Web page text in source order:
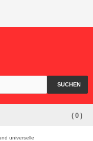
SUCHEN
( 0 )
universelle